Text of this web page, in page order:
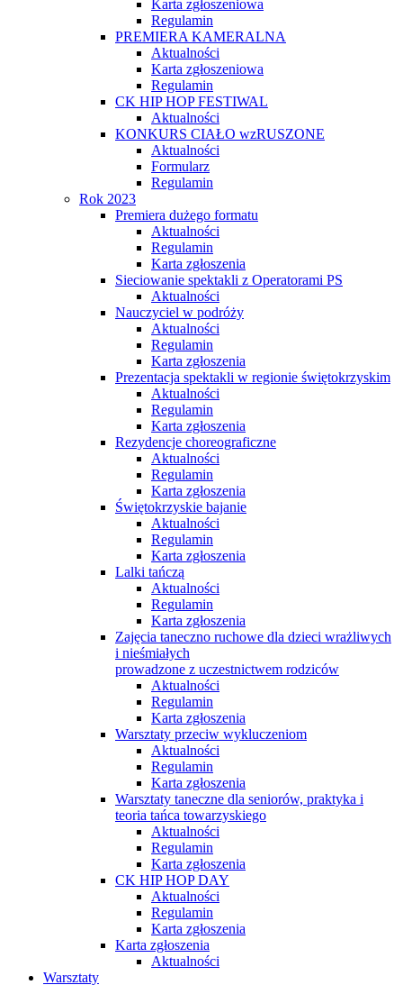
Karta zgłoszeniowa
Regulamin
PREMIERA KAMERALNA
Aktualności
Karta zgłoszeniowa
Regulamin
CK HIP HOP FESTIWAL
Aktualności
KONKURS CIAŁO wzRUSZONE
Aktualności
Formularz
Regulamin
Rok 2023
Premiera dużego formatu
Aktualności
Regulamin
Karta zgłoszenia
Sieciowanie spektakli z Operatorami PS
Aktualności
Nauczyciel w podróży
Aktualności
Regulamin
Karta zgłoszenia
Prezentacja spektakli w regionie świętokrzyskim
Aktualności
Regulamin
Karta zgłoszenia
Rezydencje choreograficzne
Aktualności
Regulamin
Karta zgłoszenia
Świętokrzyskie bajanie
Aktualności
Regulamin
Karta zgłoszenia
Lalki tańczą
Aktualności
Regulamin
Karta zgłoszenia
Zajęcia taneczno ruchowe dla dzieci wrażliwych
i nieśmiałych
prowadzone z uczestnictwem rodziców
Aktualności
Regulamin
Karta zgłoszenia
Warsztaty przeciw wykluczeniom
Aktualności
Regulamin
Karta zgłoszenia
Warsztaty taneczne dla seniorów, praktyka i
teoria tańca towarzyskiego
Aktualności
Regulamin
Karta zgłoszenia
CK HIP HOP DAY
Aktualności
Regulamin
Karta zgłoszenia
Karta zgłoszenia
Aktualności
Warsztaty